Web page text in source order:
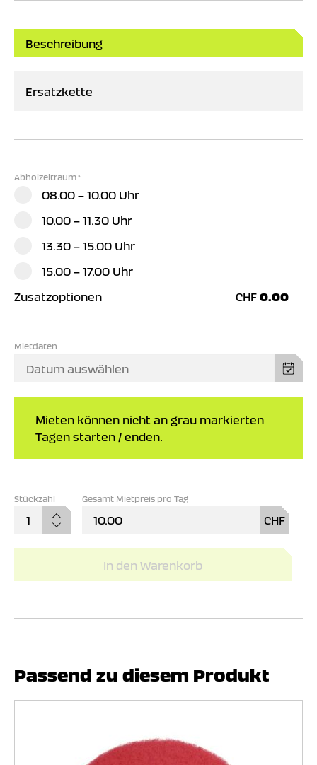
Beschreibung
Ersatzkette
Abholzeitraum*
08.00 – 10.00 Uhr
10.00 – 11.30 Uhr
13.30 – 15.00 Uhr
15.00 – 17.00 Uhr
Zusatzoptionen
CHF0.00
Gesamt Mietpreis pro Tag
10.00 CHF
Mietdaten
Mieten können nicht an grau markierten
Tagen starten / enden.
In den Warenkorb
Passend zu diesem Produkt